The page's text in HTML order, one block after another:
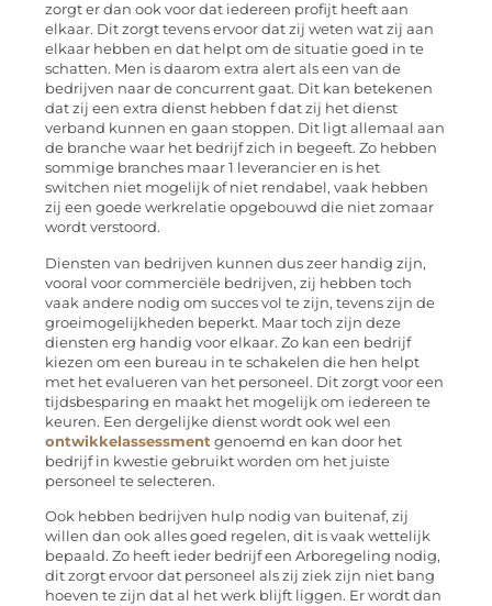
zorgt er dan ook voor dat iedereen profijt heeft aan
elkaar. Dit zorgt tevens ervoor dat zij weten wat zij aan
elkaar hebben en dat helpt om de situatie goed in te
schatten. Men is daarom extra alert als een van de
bedrijven naar de concurrent gaat. Dit kan betekenen
dat zij een extra dienst hebben f dat zij het dienst
verband kunnen en gaan stoppen. Dit ligt allemaal aan
de branche waar het bedrijf zich in begeeft. Zo hebben
sommige branches maar 1 leverancier en is het
switchen niet mogelijk of niet rendabel, vaak hebben
zij een goede werkrelatie opgebouwd die niet zomaar
wordt verstoord.
Diensten van bedrijven kunnen dus zeer handig zijn,
vooral voor commerciële bedrijven, zij hebben toch
vaak andere nodig om succes vol te zijn, tevens zijn de
groeimogelijkheden beperkt. Maar toch zijn deze
diensten erg handig voor elkaar. Zo kan een bedrijf
kiezen om een bureau in te schakelen die hen helpt
met het evalueren van het personeel. Dit zorgt voor een
tijdsbesparing en maakt het mogelijk om iedereen te
keuren. Een dergelijke dienst wordt ook wel een
ontwikkelassessment genoemd en kan door het
bedrijf in kwestie gebruikt worden om het juiste
personeel te selecteren.
Ook hebben bedrijven hulp nodig van buitenaf, zij
willen dan ook alles goed regelen, dit is vaak wettelijk
bepaald. Zo heeft ieder bedrijf een Arboregeling nodig,
dit zorgt ervoor dat personeel als zij ziek zijn niet bang
hoeven te zijn dat al het werk blijft liggen. Er wordt dan